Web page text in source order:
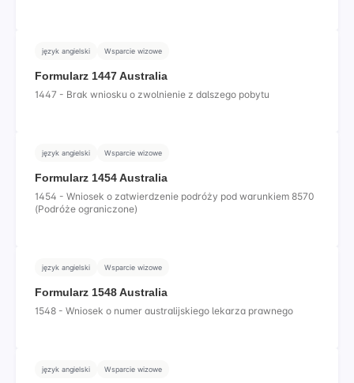
język angielski Wsparcie wizowe
Formularz 1447 Australia
1447 - Brak wniosku o zwolnienie z dalszego pobytu
język angielski Wsparcie wizowe
Formularz 1454 Australia
1454 - Wniosek o zatwierdzenie podróży pod warunkiem 8570
(Podróże ograniczone)
język angielski Wsparcie wizowe
Formularz 1548 Australia
1548 - Wniosek o numer australijskiego lekarza prawnego
język angielski Wsparcie wizowe